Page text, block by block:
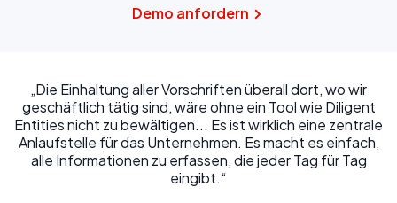
Demo anfordern
„Die Einhaltung aller Vorschriften überall dort, wo wir
geschäftlich tätig sind, wäre ohne ein Tool wie Diligent
Entities nicht zu bewältigen... Es ist wirklich eine zentrale
Anlaufstelle für das Unternehmen. Es macht es einfach,
alle Informationen zu erfassen, die jeder Tag für Tag
eingibt.“